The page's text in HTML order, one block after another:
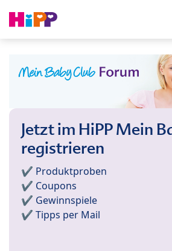
Jetzt im HiPP Mein
registrieren
✔️ Produktproben
✔️ Coupons
✔️ Gewinnspiele
✔️ Tipps per Mail